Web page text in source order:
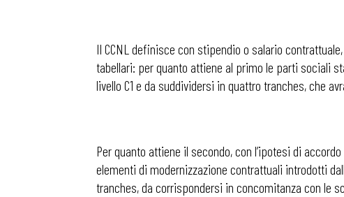
Il CCNL definisce con stipendio o salario
tabellari: per quanto attiene al primo le parti sociali
livello C1 e da suddividersi in quattro tranches, che
Per quanto attiene il secondo, con l’ipotesi di
elementi di modernizzazione contrattuali introdotti
tranches, da corrispondersi in concomitanza con le